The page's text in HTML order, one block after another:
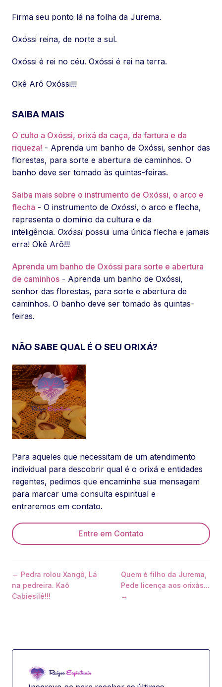
Firma seu ponto lá na folha da Jurema.
Oxóssi reina, de norte a sul.
Oxóssi é rei no céu. Oxóssi é rei na terra.
Okê Arô Oxóssi!!!
SAIBA MAIS
O culto a Oxóssi, orixá da caça, da fartura e da
riqueza! - Aprenda um banho de Oxóssi, senhor das
florestas, para sorte e abertura de caminhos. O
banho deve ser tomado às quintas-feiras.
Saiba mais sobre o instrumento de Oxóssi, o arco e
flecha - O instrumento de Oxóssi, o arco e flecha,
representa o domínio da cultura e da
inteligência. Oxóssi possui uma única flecha e jamais
erra! Okê Arô!!!
Aprenda um banho de Oxóssi para sorte e abertura
de caminhos - Aprenda um banho de Oxóssi,
senhor das florestas, para sorte e abertura de
caminhos. O banho deve ser tomado às quintas-
feiras.
NÃO SABE QUAL É O SEU ORIXÁ?
Para aqueles que necessitam de um atendimento
individual para descobrir qual é o orixá e entidades
regentes, pedimos que encaminhe sua mensagem
para marcar uma consulta espiritual e
entraremos em contato.
Entre em Contato
← Pedra rolou Xangô, Lá
na pedreira. Kaô
Cabiesilê!!!
Quem é filho da Jurema,
Pede licença aos orixás...
→